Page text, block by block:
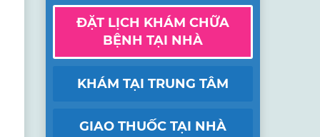
ĐẶT LỊCH KHÁM CHỮA
BỆNH TẠI NHÀ
KHÁM TẠI TRUNG TÂM
GIAO THUỐC TẠI NHÀ